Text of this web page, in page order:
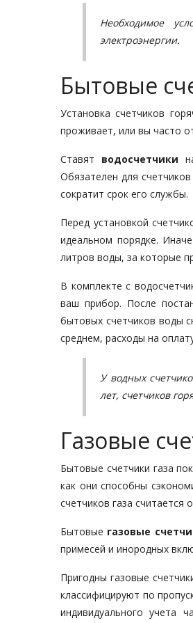
Необходимое
электроэнергии.
Бытовые
Установка счетчиков
проживает, или вы часто
Ставят водосчетчики
Обязателен для
сократит срок его службы.
Перед установкой
идеальном порядке.
литров воды, за которые
В комплекте с
ваш прибор. После
бытовых счетчиков воды
среднем, расходы на
У водных
лет, счетчиков
Газовые
Бытовые счетчики газа
как они способны
счетчиков газа считается
Бытовые газовые
примесей и инородных
Пригодны газовые
классифицируют по
индивидуального учета